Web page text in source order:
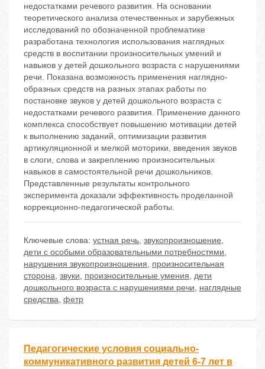
недостатками речевого развития. На основании
теоретического анализа отечественных и зарубежных
исследований по обозначенной проблематике
разработана технология использования наглядных
средств в воспитании произносительных умений и
навыков у детей дошкольного возраста с нарушениями
речи. Показана возможность применения наглядно-
образных средств на разных этапах работы по
постановке звуков у детей дошкольного возраста с
недостатками речевого развития. Применение данного
комплекса способствует повышению мотивации детей
к выполнению заданий, оптимизации развития
артикуляционной и мелкой моторики, введения звуков
в слоги, слова и закреплению произносительных
навыков в самостоятельной речи дошкольников.
Представленные результаты контрольного
эксперимента доказали эффективность проделанной
коррекционно-педагогической работы.
Ключевые слова: устная речь, звукопроизношение,
дети с особыми образовательными потребностями,
нарушения звукопроизношения, произносительная
сторона, звуки, произносительные умения, дети
дошкольного возраста с нарушениями речи, наглядные
средства, фетр
Педагогические условия социально-
коммуникативного развития детей 6-7 лет в